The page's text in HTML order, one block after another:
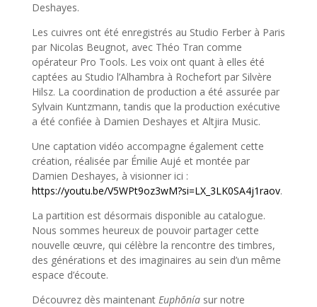
Deshayes.
Les cuivres ont été enregistrés au Studio Ferber à Paris
par Nicolas Beugnot, avec Théo Tran comme
opérateur Pro Tools. Les voix ont quant à elles été
captées au Studio l’Alhambra à Rochefort par Silvère
Hilsz. La coordination de production a été assurée par
Sylvain Kuntzmann, tandis que la production exécutive
a été confiée à Damien Deshayes et Altjira Music.
Une captation vidéo accompagne également cette
création, réalisée par Émilie Aujé et montée par
Damien Deshayes, à visionner ici :
https://youtu.be/V5WPt9oz3wM?si=LX_3LK0SA4j1raov.
La partition est désormais disponible au catalogue.
Nous sommes heureux de pouvoir partager cette
nouvelle œuvre, qui célèbre la rencontre des timbres,
des générations et des imaginaires au sein d’un même
espace d’écoute.
Découvrez dès maintenant Euphōníasur notre